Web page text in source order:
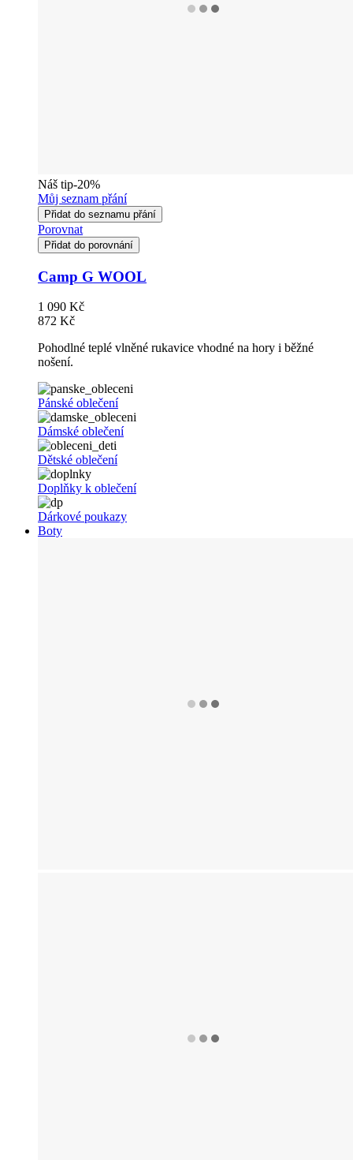
Náš tip-20%
Můj seznam přání
Přidat do seznamu přání
Porovnat
Přidat do porovnání
Camp G WOOL
1 090 Kč
872 Kč
Pohodlné teplé vlněné rukavice vhodné na hory i běžné
nošení.
Pánské oblečení
Dámské oblečení
Dětské oblečení
Doplňky k oblečení
Dárkové poukazy
Boty